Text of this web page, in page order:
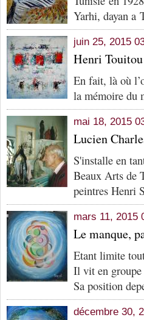
Yarhi, dayan a
juin 25, 2015
Henri
En fait, là où
la mémoire du
mai 18, 2015
Lucien
S'installe en
Beaux Arts de
peintres Henri
mars 11, 2015
Le manque,
Etant limite
Il vit en groupe
Sa position
décembre 30,